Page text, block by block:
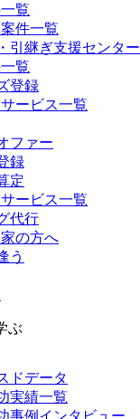
覧
件一覧
引継ぎ支援センター
覧
登録
ービス一覧
ファー
録
定
ービス一覧
代行
の方へ
う
ぶ
ドデータ
実績一覧
事例インタビュー